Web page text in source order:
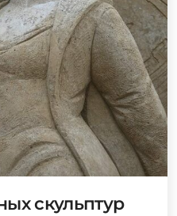
скульптур